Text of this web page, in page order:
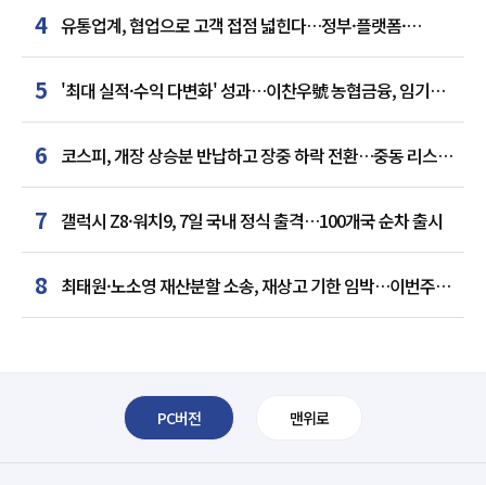
4 유통업계, 협업으로 고객 접점 넓힌다…정부·플랫폼·
인플루언서와 맞손
5 '최대 실적·수익 다변화' 성과…이찬우號 농협금융, 임기
말년 성장 박차
6 코스피, 개장 상승분 반납하고 장중 하락 전환…중동 리스크·
美 경계감
7 갤럭시 Z8·워치9, 7일 국내 정식 출격…100개국 순차 출시
8 최태원·노소영 재산분할 소송, 재상고 기한 임박…이번주
결론 갈림길
PC버전 맨위로